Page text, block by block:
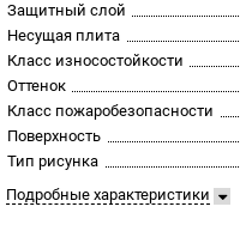
Защитный слой
Несущая плита
Класс износостойкости
Оттенок
Класс пожаробезопасности
Поверхность
Тип рисунка
Подробные характеристики